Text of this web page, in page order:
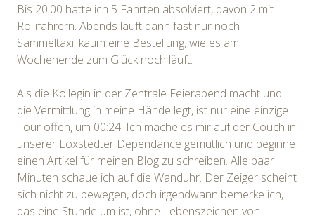
Bis 20:00 hatte ich 5 Fahrten absolviert, davon 2 mit
Rollifahrern. Abends läuft dann fast nur noch
Sammeltaxi, kaum eine Bestellung, wie es am
Wochenende zum Glück noch läuft.
Als die Kollegin in der Zentrale Feierabend macht und
die Vermittlung in meine Hände legt, ist nur eine einzige
Tour offen, um 00:24. Ich mache es mir auf der Couch in
unserer Loxstedter Dependance gemütlich und beginne
einen Artikel für meinen Blog zu schreiben. Alle paar
Minuten schaue ich auf die Wanduhr. Der Zeiger scheint
sich nicht zu bewegen, doch irgendwann bemerke ich,
das eine Stunde um ist, ohne Lebenszeichen von